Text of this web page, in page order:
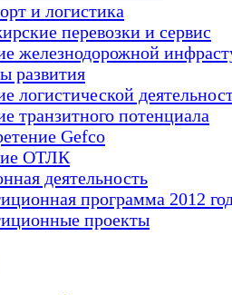
и логистика
перевозки и сервис
железнодорожной
развития
логистической
транзитного потенциала
Gefco
ОТЛК
деятельность
программа 2012
проекты